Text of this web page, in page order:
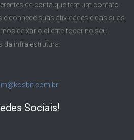
de conta que tem um contato
conhece suas atividades e das suas
deixar o cliente focar no seu
infra estrutura.
Sociais!